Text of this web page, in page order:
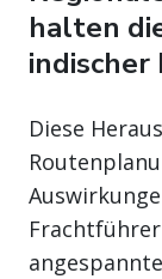
halten
Diese